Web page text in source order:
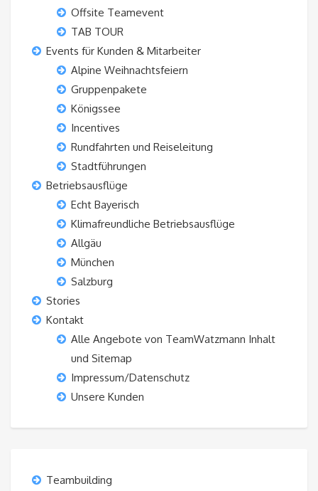
Offsite Teamevent
TAB TOUR
Events für Kunden & Mitarbeiter
Alpine Weihnachtsfeiern
Gruppenpakete
Königssee
Incentives
Rundfahrten und Reiseleitung
Stadtführungen
Betriebsausflüge
Echt Bayerisch
Klimafreundliche Betriebsausflüge
Allgäu
München
Salzburg
Stories
Kontakt
Alle Angebote von TeamWatzmann Inhalt
und Sitemap
Impressum/Datenschutz
Unsere Kunden
Teambuilding